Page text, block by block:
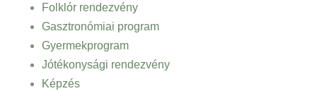
Folklór rendezvény
Gasztronómiai program
Gyermekprogram
Jótékonysági rendezvény
Képzés